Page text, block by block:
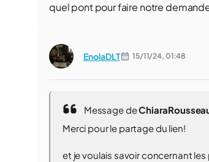
quel pont pour faire notre
EnolaDLT 15/11/24, 01:48
Message de
Merci pour le partage du lien!
et je voulais savoir concernant les